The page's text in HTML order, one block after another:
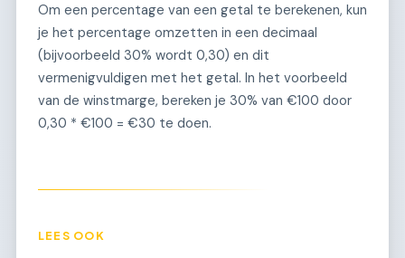
Om een percentage van een getal te berekenen, kun
je het percentage omzetten in een decimaal
(bijvoorbeeld 30% wordt 0,30) en dit
vermenigvuldigen met het getal. In het voorbeeld
van de winstmarge, bereken je 30% van €100 door
0,30 * €100 = €30 te doen.
LEES OOK